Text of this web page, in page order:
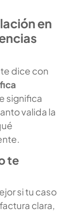
en
dice con
significa
valida la
te
si tu caso
clara,